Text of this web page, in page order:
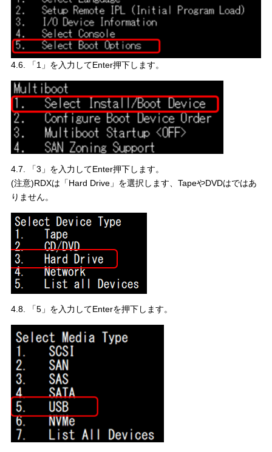
4.6. 「1」を入力してEnter押下します。
4.7. 「3」を入力してEnter押下します。
(注意)RDXは「Hard Drive」を選択します、TapeやDVDはではあ
りません。
4.8. 「5」を入力してEnterを押下します。